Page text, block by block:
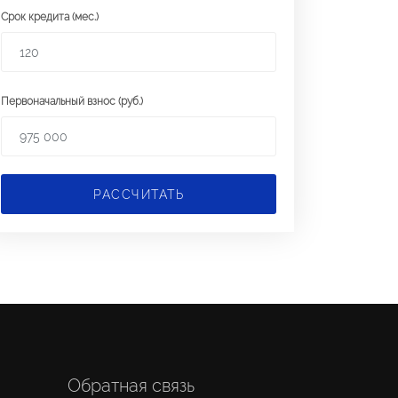
Срок кредита (мес.)
Первоначальный взнос (руб.)
РАССЧИТАТЬ
Обратная связь